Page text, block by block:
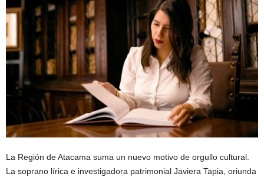
La Región de Atacama suma un nuevo motivo de orgullo cultural.
La soprano lírica e investigadora patrimonial Javiera Tapia, oriunda